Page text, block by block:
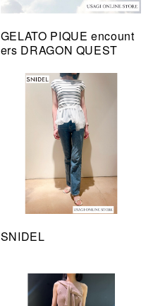
GELATO PIQUE encount
ers DRAGON QUEST
SNIDEL